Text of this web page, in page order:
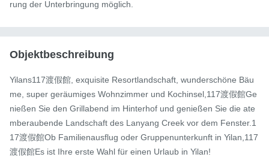
rung der Unterbringung möglich.
Objektbeschreibung
Yilans117渡假館, exquisite Resortlandschaft, wunderschöne Bäu
me, super geräumiges Wohnzimmer und Kochinsel,117渡假館Ge
nießen Sie den Grillabend im Hinterhof und genießen Sie die ate
mberaubende Landschaft des Lanyang Creek vor dem Fenster.1
17渡假館Ob Familienausflug oder Gruppenunterkunft in Yilan,117
渡假館Es ist Ihre erste Wahl für einen Urlaub in Yilan!